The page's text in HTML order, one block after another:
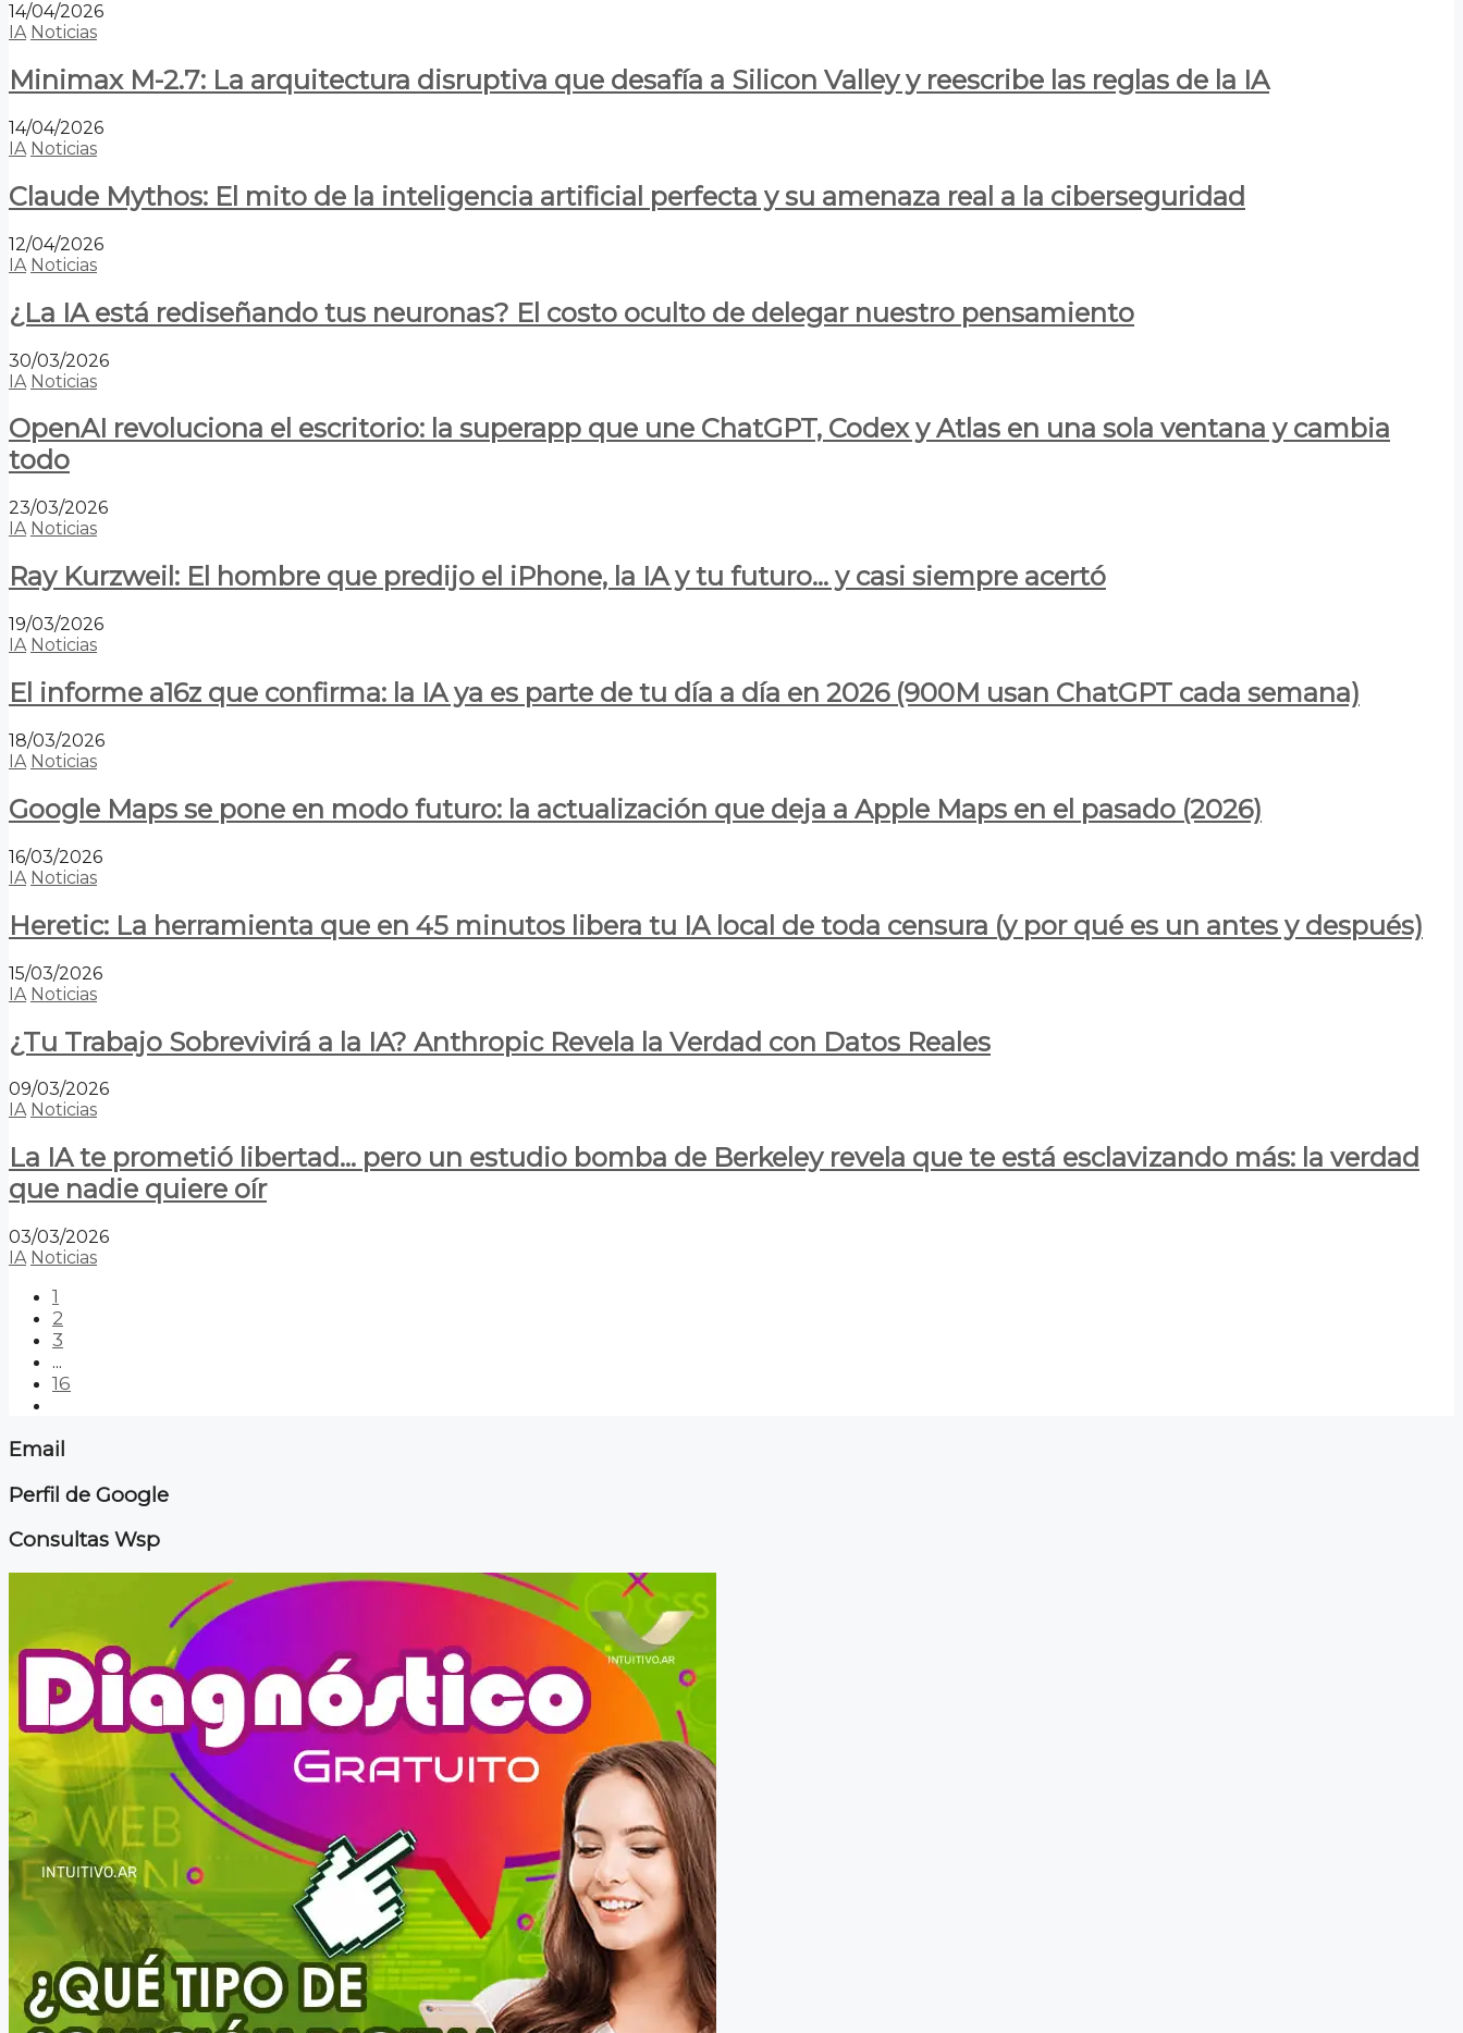
14/04/2026
IA Noticias
Minimax M-2.7: La arquitectura disruptiva que desafía a Silicon Valley y reescribe las reglas de la IA
14/04/2026
IA Noticias
Claude Mythos: El mito de la inteligencia artificial perfecta y su amenaza real a la ciberseguridad
12/04/2026
IA Noticias
¿La IA está rediseñando tus neuronas? El costo oculto de delegar nuestro pensamiento
30/03/2026
IA Noticias
OpenAI revoluciona el escritorio: la superapp que une ChatGPT, Codex y Atlas en una sola ventana y cambia
todo
23/03/2026
IA Noticias
Ray Kurzweil: El hombre que predijo el iPhone, la IA y tu futuro… y casi siempre acertó
19/03/2026
IA Noticias
El informe a16z que confirma: la IA ya es parte de tu día a día en 2026 (900M usan ChatGPT cada semana)
18/03/2026
IA Noticias
Google Maps se pone en modo futuro: la actualización que deja a Apple Maps en el pasado (2026)
16/03/2026
IA Noticias
Heretic: La herramienta que en 45 minutos libera tu IA local de toda censura (y por qué es un antes y después)
15/03/2026
IA Noticias
¿Tu Trabajo Sobrevivirá a la IA? Anthropic Revela la Verdad con Datos Reales
09/03/2026
IA Noticias
La IA te prometió libertad… pero un estudio bomba de Berkeley revela que te está esclavizando más: la verdad
que nadie quiere oír
03/03/2026
IA Noticias
1
2
3
...
16
Email
Perfil de Google
Consultas Wsp